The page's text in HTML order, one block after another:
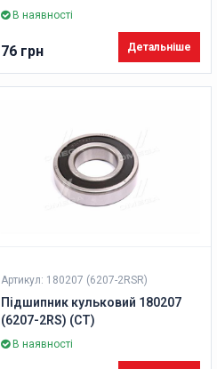
В наявності
76 грн Детальніше
Артикул: 180207 (6207-2RSR)
Підшипник кульковий 180207
(6207-2RS) (CT)
В наявності